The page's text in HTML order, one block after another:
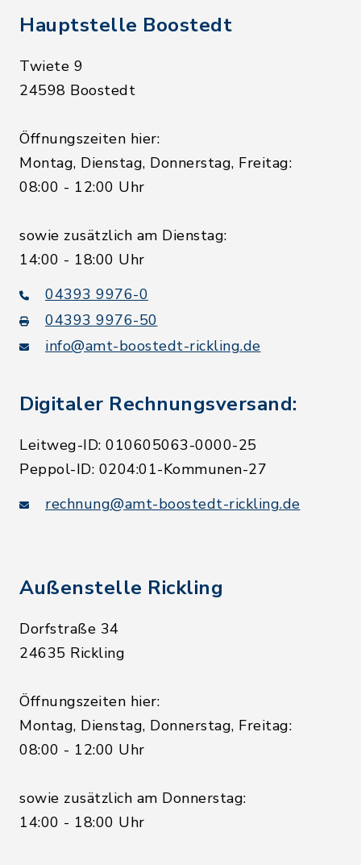
Hauptstelle Boostedt
Twiete 9
24598 Boostedt
Öffnungszeiten hier:
Montag, Dienstag, Donnerstag, Freitag:
08:00 - 12:00 Uhr
sowie zusätzlich am Dienstag:
14:00 - 18:00 Uhr
04393 9976-0
04393 9976-50
info@amt-boostedt-rickling.de
Digitaler Rechnungsversand:
Leitweg-ID: 010605063-0000-25
Peppol-ID: 0204:01-Kommunen-27
rechnung@amt-boostedt-rickling.de
Außenstelle Rickling
Dorfstraße 34
24635 Rickling
Öffnungszeiten hier:
Montag, Dienstag, Donnerstag, Freitag:
08:00 - 12:00 Uhr
sowie zusätzlich am Donnerstag:
14:00 - 18:00 Uhr